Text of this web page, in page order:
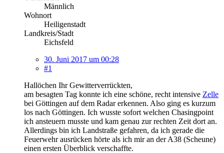
Männlich
Wohnort
Heiligenstadt
Landkreis/Stadt
Eichsfeld
30. Juni 2017 um 00:28
#1
Hallöchen Ihr Gewitterverrückten,
am besagten Tag konnte ich eine schöne, recht intensive Zelle
bei Göttingen auf dem Radar erkennen. Also ging es kurzum
los nach Göttingen. Ich wusste sofort welchen Chasingpoint
ich ansteuern musste und kam genau zur rechten Zeit dort an.
Allerdings bin ich Landstraße gefahren, da ich gerade die
Feuerwehr ausrücken hörte als ich mir an der A38 (Scheune)
einen ersten Überblick verschaffte.